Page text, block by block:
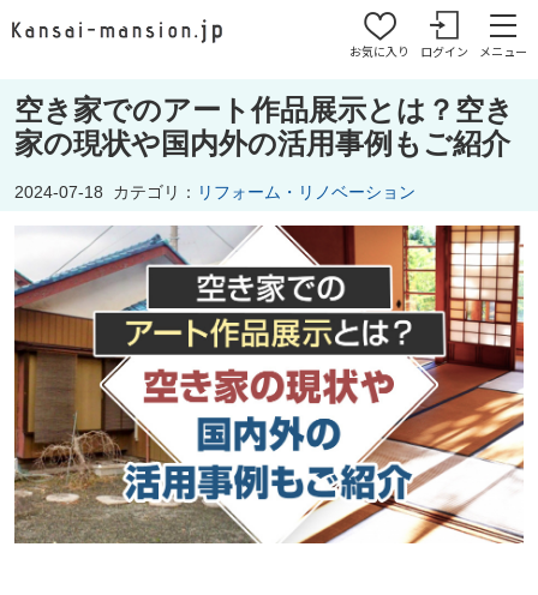
お気に入り ログイン メニュー
空き家でのアート作品展示とは？空き
家の現状や国内外の活用事例もご紹介
2024-07-18 カテゴリ： リフォーム・リノベーション